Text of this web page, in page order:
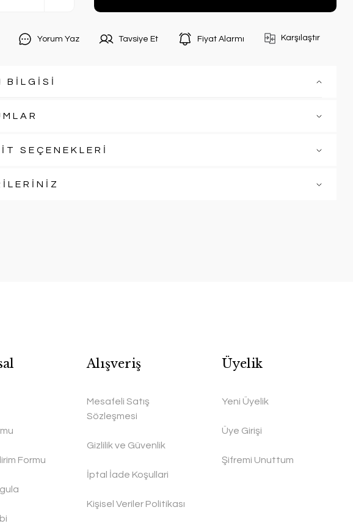
Yorum Yaz Tavsiye Et Fiyat Alarmı Karşılaştır
BİLGİSİ
SEÇENEKLERİ
Formu
Alışveriş
Mesafeli Satış
Sözleşmesi
Gizlilik ve Güvenlik
İptal İade Koşullari
Kişisel Veriler Politikası
Üyelik
Yeni Üyelik
Üye Girişi
Şifremi Unuttum